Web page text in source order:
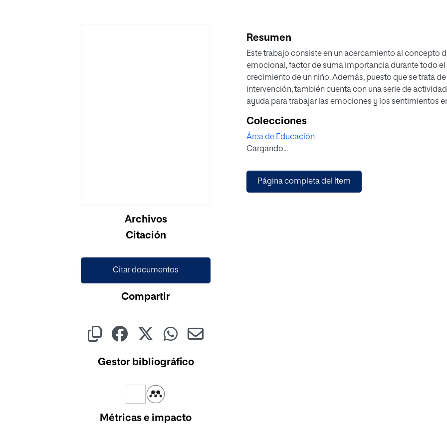
Archivos
Citación
Citar documentos
Compartir
Gestor bibliográfico
Métricas e impacto
Resumen
Este trabajo consiste en un acercamiento al concepto
emocional, factor de suma importancia durante todo
crecimiento de un niño. Además, puesto que se trata
intervención, también cuenta con una serie de
ayuda para trabajar las emociones y los sentimientos
la etapa de Educación Infantil (entre 3 y 5 años de
en el colegio Madre Vedruna Sagrado Corazón de
Actualmente, resulta ser de vital importancia, tanto para
fin de poder formar seres humanos felices y
buena autoestima y una serie de habilidades sociales
Colecciones
Área de Educación
Cargando...
Página completa del ítem